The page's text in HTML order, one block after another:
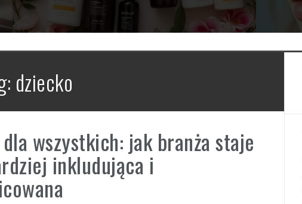
dziecko
wszystkich: jak branża staje
inkludująca i